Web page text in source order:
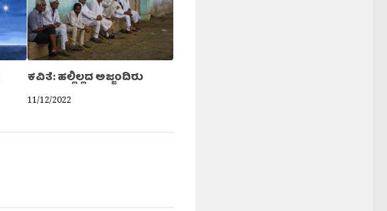
ಕವಿತೆ: ಹಲ್ಲಿಲ್ಲದ ಅಜ್ಜಂದಿರು
11/12/2022